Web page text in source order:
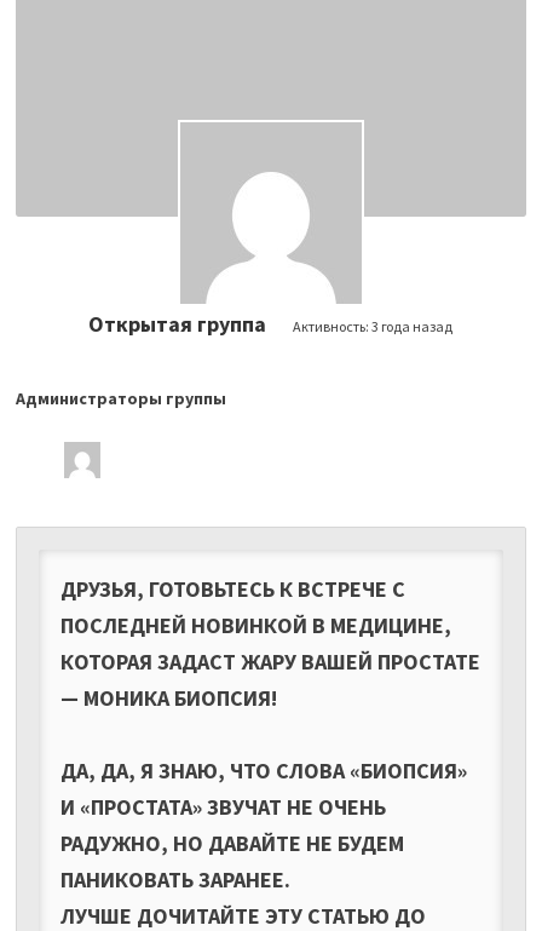
Открытая группа Активность:3 года назад
Лидеры
группы
Администраторы группы
ДРУЗЬЯ, ГОТОВЬТЕСЬ К ВСТРЕЧЕ С
ПОСЛЕДНЕЙ НОВИНКОЙ В МЕДИЦИНЕ,
КОТОРАЯ ЗАДАСТ ЖАРУ ВАШЕЙ ПРОСТАТЕ
— МОНИКА БИОПСИЯ!
ДА, ДА, Я ЗНАЮ, ЧТО СЛОВА «БИОПСИЯ»
И «ПРОСТАТА» ЗВУЧАТ НЕ ОЧЕНЬ
РАДУЖНО, НО ДАВАЙТЕ НЕ БУДЕМ
ПАНИКОВАТЬ ЗАРАНЕЕ.
ЛУЧШЕ ДОЧИТАЙТЕ ЭТУ СТАТЬЮ ДО